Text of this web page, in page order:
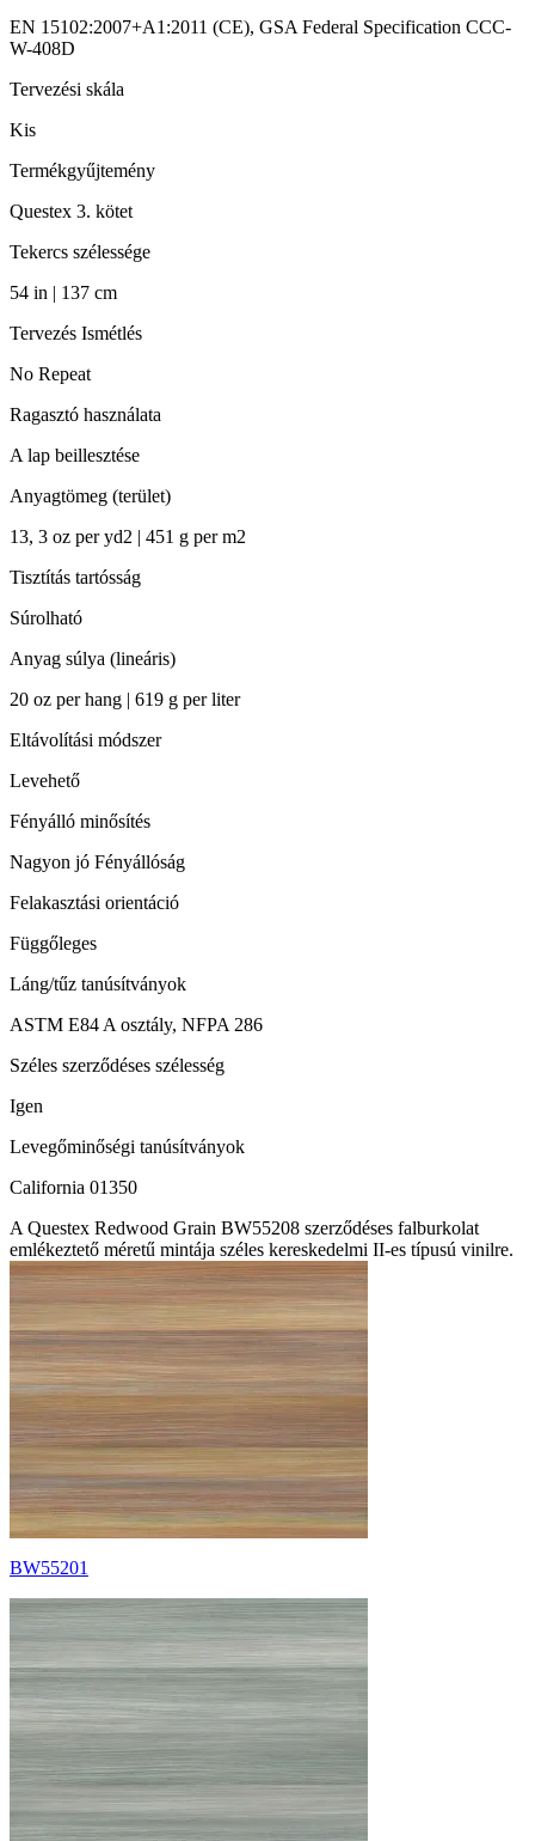
EN 15102:2007+A1:2011 (CE), GSA Federal Specification CCC-
W-408D
Tervezési skála
Kis
Termékgyűjtemény
Questex 3. kötet
Tekercs szélessége
54 in | 137 cm
Tervezés Ismétlés
No Repeat
Ragasztó használata
A lap beillesztése
Anyagtömeg (terület)
13, 3 oz per yd2 | 451 g per m2
Tisztítás tartósság
Súrolható
Anyag súlya (lineáris)
20 oz per hang | 619 g per liter
Eltávolítási módszer
Levehető
Fényálló minősítés
Nagyon jó Fényállóság
Felakasztási orientáció
Függőleges
Láng/tűz tanúsítványok
ASTM E84 A osztály, NFPA 286
Széles szerződéses szélesség
Igen
Levegőminőségi tanúsítványok
California 01350
A Questex Redwood Grain BW55208 szerződéses falburkolat
emlékeztető méretű mintája széles kereskedelmi II-es típusú vinilre.
BW55201